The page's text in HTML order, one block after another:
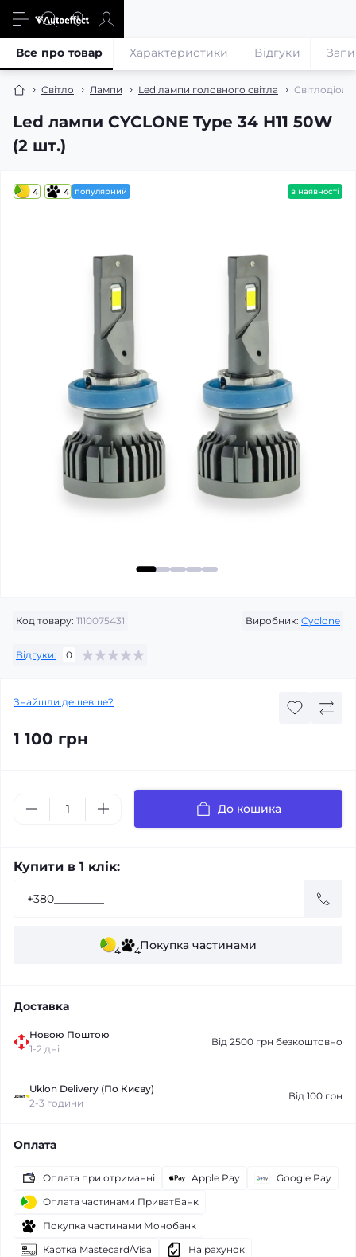
Світло Лампи Led лампи головного світла
Led лампи CYCLONE Type 34 H11 50W
(2 шт.)
Все про товар Характеристики Відгуки
4 4 популярний в наявності
Код товару: 1110075431 Виробник: Cyclone
Відгуки: 0
Знайшли дешевше?
1 100 грн
До кошика
Купити в 1 клік:
4 4Покупка частинами
Доставка
Новою Поштою
1-2 дні
Від 2500 грн безкоштовно
Uklon Delivery (По Києву)
2-3 години
Від 100 грн
Оплата
Оплата при отриманні Apple Pay
Google Pay
Оплата частинами ПриватБанк
Покупка частинами Монобанк
Картка Mastecard/Visa
На рахунок